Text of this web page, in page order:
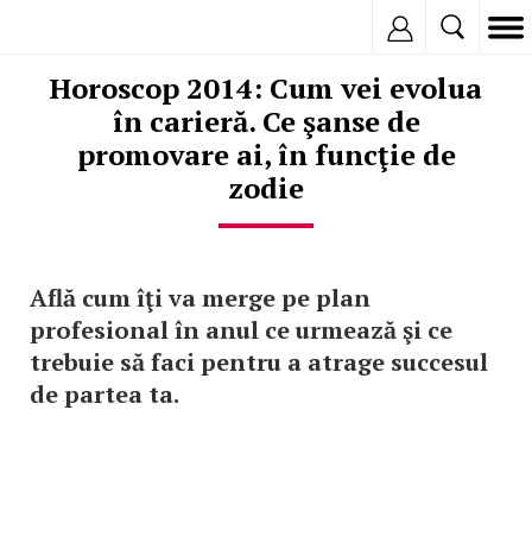
Horoscop 2014: Cum vei evolua
în carieră. Ce şanse de
promovare ai, în funcţie de
zodie
Află cum îţi va merge pe plan
profesional în anul ce urmează şi ce
trebuie să faci pentru a atrage succesul
de partea ta.